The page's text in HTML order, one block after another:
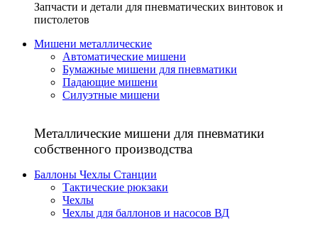
Запчасти и детали для пневматических винтовок и
пистолетов
Мишени металлические
Автоматические мишени
Бумажные мишени для пневматики
Падающие мишени
Силуэтные мишени
Металлические мишени для пневматики
собственного производства
Баллоны Чехлы Станции
Тактические рюкзаки
Чехлы
Чехлы для баллонов и насосов ВД